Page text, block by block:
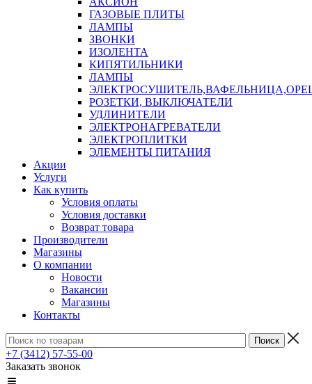
ГАЗОВЫЕ ПЛИТЫ
ЛАМПЫ
ЗВОНКИ
ИЗОЛЕНТА
КИПЯТИЛЬНИКИ
ЛАМПЫ
РОЗЕТКИ, ВЫКЛЮЧАТЕЛИ
УДЛИНИТЕЛИ
ЭЛЕКТРОНАГРЕВАТЕЛИ
ЭЛЕКТРОПЛИТКИ
ЭЛЕМЕНТЫ ПИТАНИЯ
Акции
Услуги
Как купить
Условия оплаты
Условия доставки
Возврат товара
Производители
Магазины
О компании
Новости
Вакансии
Магазины
Контакты
+7 (3412) 57-55-00
Заказать звонок